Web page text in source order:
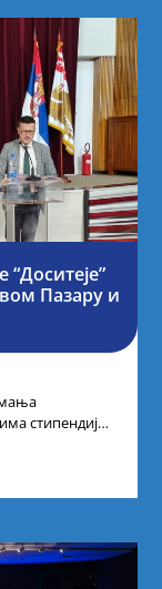
Пазару и
стипендије